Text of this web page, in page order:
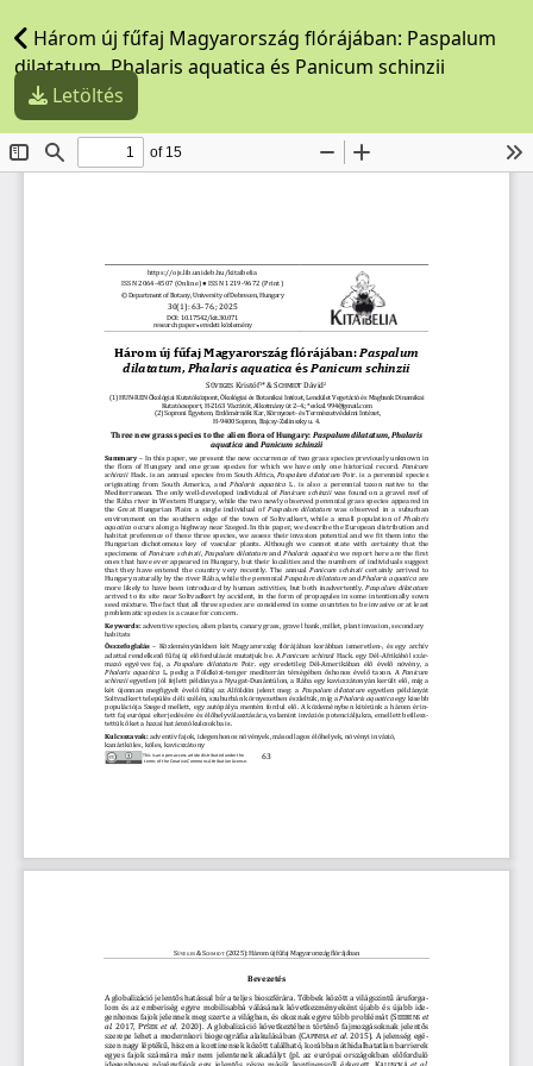
Három új fűfaj Magyarország flórájában: Paspalum
dilatatum, Phalaris aquatica és Panicum schinzii
Letöltés